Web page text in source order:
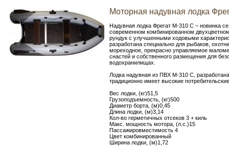
Моторная надувная лодка
Надувная лодка Фрегат М-310 С – новинка
современном комбинированном
рундук с улучшенными ходовыми
разработана специально для рыбаков,
мореходное, прекрасно управляемое
снастей и собственного размещения для
водохранилищах.
Лодка надувная из ПВХ М-310 С,
традиционно имеет высокие
Вес лодки, (кг)51,5
Грузоподъемность, (кг)500
Диаметр борта, (м)0,45
Длина лодки, (м)3,14
Кол-во герметичных отсеков 3 + киль
Макс. мощность мотора, (л.с.)15
Пассажировместимость 4
Цвет комбинированный
Ширина лодки, (м)1,72